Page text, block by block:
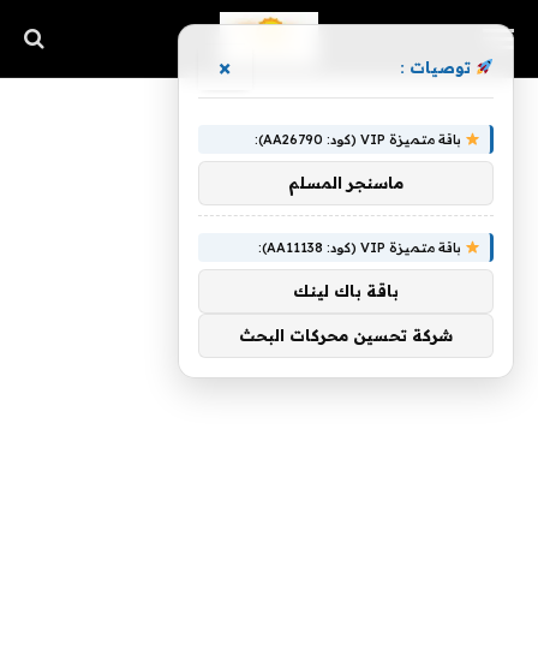
توصيات : ×
باقة متميزة VIP (كود: AA26790):
ماسنجر المسلم
باقة متميزة VIP (كود: AA11138):
باقة باك لينك
شركة تحسين محركات البحث